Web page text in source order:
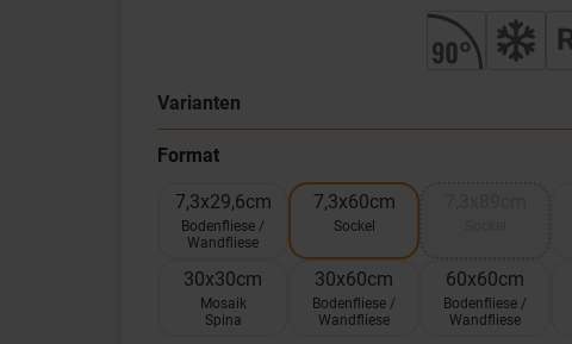
Varianten
Format
7,3x29,6cm
Bodenfliese /
Wandfliese
7,3x60cm
Sockel
30x30cm
Mosaik
Spina
30x60cm
Bodenfliese /
Wandfliese
60x60cm
Bodenfliese /
Wandfliese